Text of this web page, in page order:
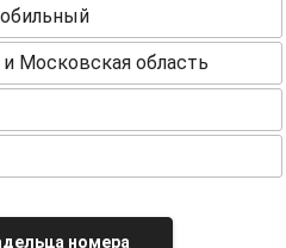
Московская область
номера